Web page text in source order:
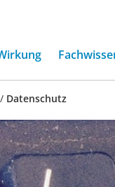
/ Datenschutz